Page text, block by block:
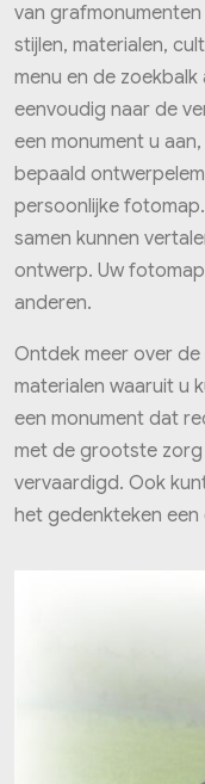
van
stijlen, materialen,
menu en de
eenvoudig naar de
een monument u
bepaald
persoonlijke
samen kunnen
ontwerp. Uw
anderen.
Ontdek meer over de
materialen waaruit u
een monument dat
met de grootste
vervaardigd. Ook
het gedenkteken